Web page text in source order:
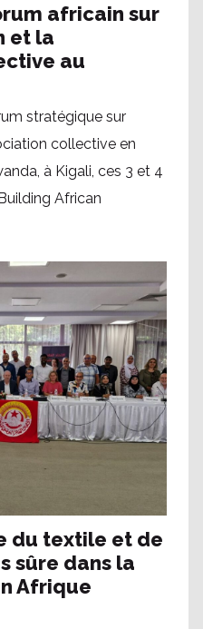
africain sur
et la
au
stratégique sur
collective en
à Kigali, ces 3 et 4
African
du textile et de
sûre dans la
Afrique